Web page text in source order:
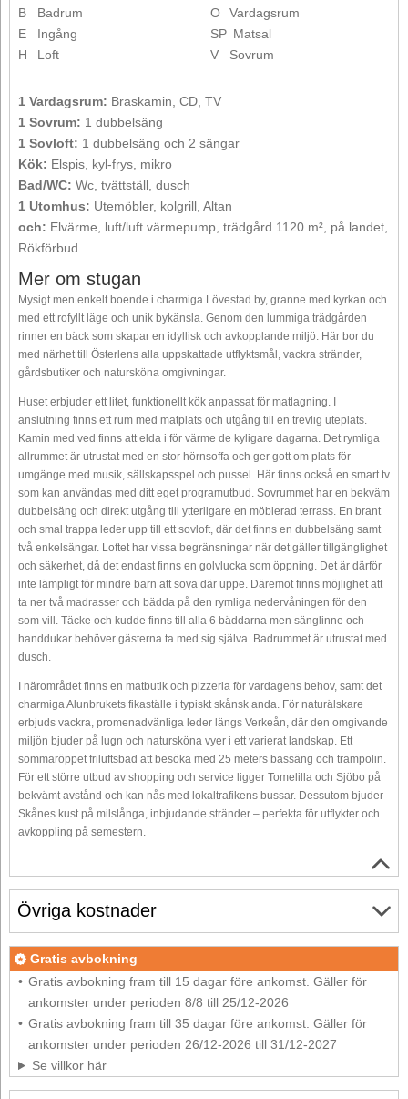
B
Badrum
E
Ingång
H
Loft
O
Vardagsrum
SP Matsal
V
Sovrum
1 Vardagsrum: Braskamin, CD, TV
1 Sovrum: 1 dubbelsäng
1 Sovloft: 1 dubbelsäng och 2 sängar
Kök: Elspis, kyl-frys, mikro
Bad/WC: Wc, tvättställ, dusch
1 Utomhus: Utemöbler, kolgrill, Altan
och: Elvärme, luft/luft värmepump, trädgård 1120 m², på landet,
Rökförbud
Mer om stugan
Mysigt men enkelt boende i charmiga Lövestad by, granne med kyrkan och
med ett rofyllt läge och unik bykänsla. Genom den lummiga trädgården
rinner en bäck som skapar en idyllisk och avkopplande miljö. Här bor du
med närhet till Österlens alla uppskattade utflyktsmål, vackra stränder,
gårdsbutiker och natursköna omgivningar.
Huset erbjuder ett litet, funktionellt kök anpassat för matlagning. I
anslutning finns ett rum med matplats och utgång till en trevlig uteplats.
Kamin med ved finns att elda i för värme de kyligare dagarna. Det rymliga
allrummet är utrustat med en stor hörnsoffa och ger gott om plats för
umgänge med musik, sällskapsspel och pussel. Här finns också en smart tv
som kan användas med ditt eget programutbud. Sovrummet har en bekväm
dubbelsäng och direkt utgång till ytterligare en möblerad terrass. En brant
och smal trappa leder upp till ett sovloft, där det finns en dubbelsäng samt
två enkelsängar. Loftet har vissa begränsningar när det gäller tillgänglighet
och säkerhet, då det endast finns en golvlucka som öppning. Det är därför
inte lämpligt för mindre barn att sova där uppe. Däremot finns möjlighet att
ta ner två madrasser och bädda på den rymliga nedervåningen för den
som vill. Täcke och kudde finns till alla 6 bäddarna men sänglinne och
handdukar behöver gästerna ta med sig själva. Badrummet är utrustat med
dusch.
I närområdet finns en matbutik och pizzeria för vardagens behov, samt det
charmiga Alunbrukets fikaställe i typiskt skånsk anda. För naturälskare
erbjuds vackra, promenadvänliga leder längs Verkeån, där den omgivande
miljön bjuder på lugn och natursköna vyer i ett varierat landskap. Ett
sommaröppet friluftsbad att besöka med 25 meters bassäng och trampolin.
För ett större utbud av shopping och service ligger Tomelilla och Sjöbo på
bekvämt avstånd och kan nås med lokaltrafikens bussar. Dessutom bjuder
Skånes kust på milslånga, inbjudande stränder – perfekta för utflykter och
avkoppling på semestern.
Övriga kostnader
Gratis avbokning
Gratis avbokning fram till 15 dagar före ankomst. Gäller för
ankomster under perioden 8/8 till 25/12-2026
Gratis avbokning fram till 35 dagar före ankomst. Gäller för
ankomster under perioden 26/12-2026 till 31/12-2027
Se villkor här